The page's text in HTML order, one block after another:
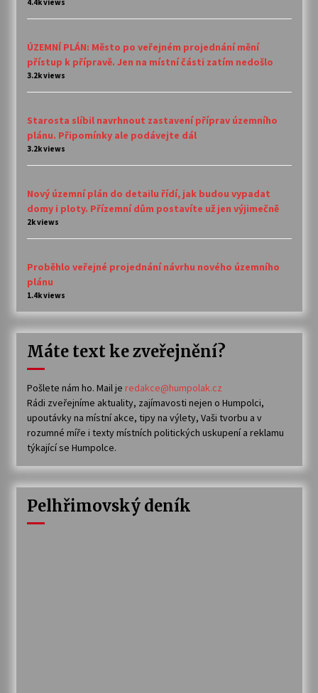
ÚZEMNÍ PLÁN: Město po veřejném projednání mění
přístup k přípravě. Jen na místní části zatím nedošlo
3.2k views
Starosta slíbil navrhnout zastavení příprav územního
plánu. Připomínky ale podávejte dál
3.2k views
Nový územní plán do detailu řídí, jak budou vypadat
domy i ploty. Přízemní dům postavíte už jen výjimečně
2k views
Proběhlo veřejné projednání návrhu nového územního
plánu
1.4k views
Máte text ke zveřejnění?
Pošlete nám ho. Mail je redakce@humpolak.cz
Rádi zveřejníme aktuality, zajímavosti nejen o Humpolci,
upoutávky na místní akce, tipy na výlety, Vaši tvorbu a v
rozumné míře i texty místních politických uskupení a reklamu
týkající se Humpolce.
Pelhřimovský deník